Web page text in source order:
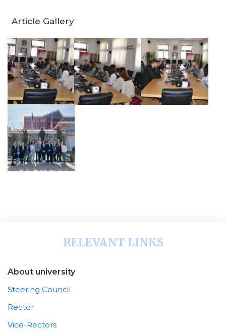
Article Gallery
RELEVANT LINKS
About university
Steering Council
Rector
Vice-Rectors